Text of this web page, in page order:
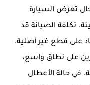
تعرض السيارة
تكلفة الصيانة قد
على قطع غير أصلية.
على نطاق واسع،
في حالة الأعطال